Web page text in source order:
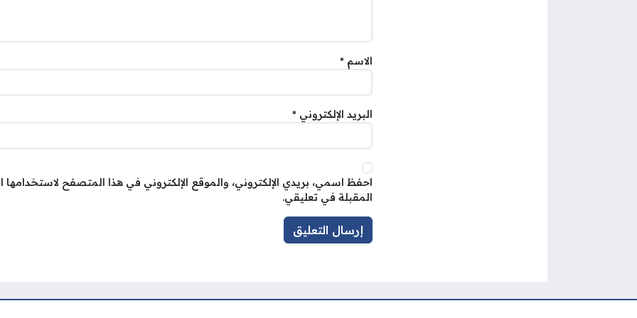
الاسم *
البريد الإلكتروني *
احفظ اسمي، بريدي الإلكتروني، والموقع الإلكتروني في هذا المتصفح لاستخدامها
المقبلة في تعليقي.